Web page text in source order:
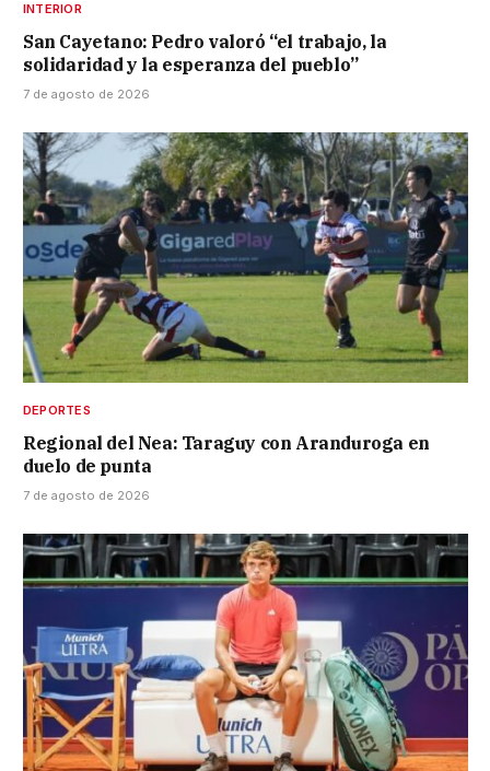
INTERIOR
San Cayetano: Pedro valoró “el trabajo, la
solidaridad y la esperanza del pueblo”
7 de agosto de 2026
DEPORTES
Regional del Nea: Taraguy con Aranduroga en
duelo de punta
7 de agosto de 2026